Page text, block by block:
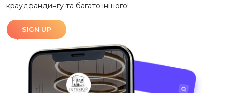
краудфандингу та багато іншого!
SIGN UP